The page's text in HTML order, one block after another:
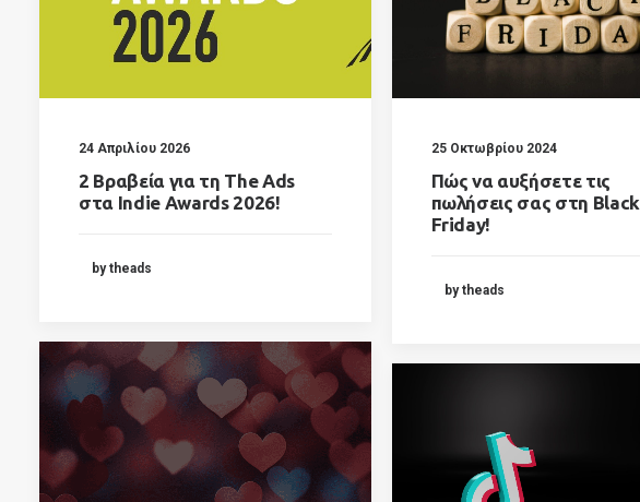
24 Απριλίου 2026
2 Βραβεία για τη The Ads
στα Indie Awards 2026!
by theads
25 Οκτωβρίου 2024
Πώς να αυξήσετε τις
πωλήσεις σας στη Black
Friday!
by theads